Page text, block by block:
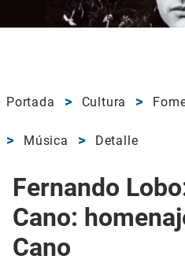
Portada Cultura
Música Detalle
Fernando
Cano:
Cano